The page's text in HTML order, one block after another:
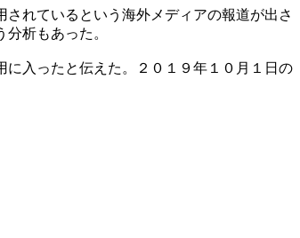
れているという海外メディアの報道が出さ
析もあった。
入ったと伝えた。２０１９年１０月１日の